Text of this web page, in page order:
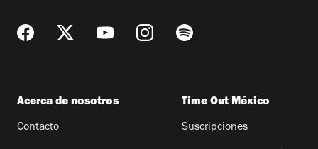
Acerca de nosotros
Contacto
Time Out México
Suscripciones